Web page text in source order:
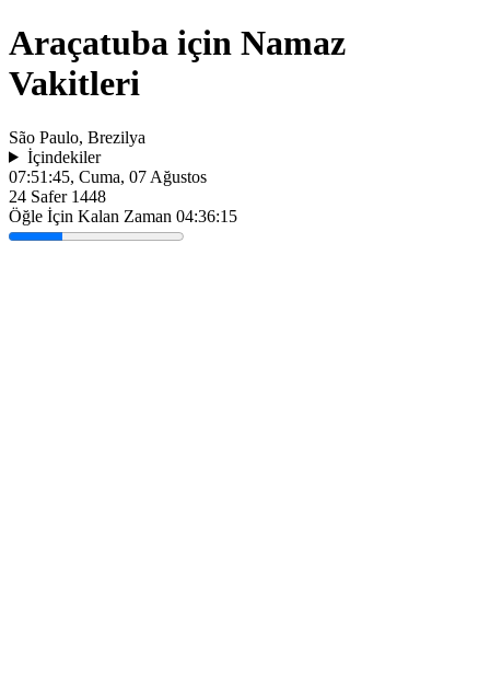
Araçatuba için Namaz
Vakitleri
São Paulo, Brezilya
İçindekiler
07:51:45, Cuma, 07 Ağustos
24 Safer 1448
Öğle İçin Kalan Zaman 04:36:15